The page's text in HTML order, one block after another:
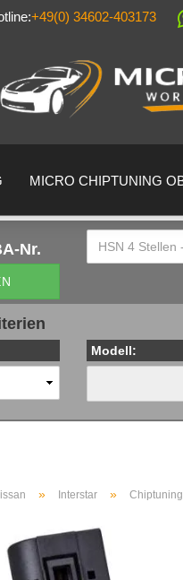
+49(0) 34602-403173
MICRO CHIPTUNING
Nr.
Modell:
» Interstar »